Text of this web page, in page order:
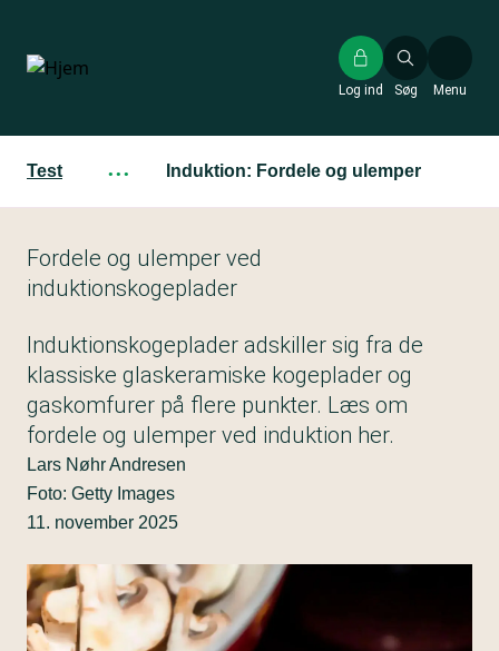
hovedindhold
Søg
Log ind Menu
Test ··· Induktion: Fordele og ulemper
Fordele og ulemper ved
induktionskogeplader
Induktionskogeplader adskiller sig fra de
klassiske glaskeramiske kogeplader og
gaskomfurer på flere punkter. Læs om
fordele og ulemper ved induktion her.
Lars Nøhr Andresen
Foto: Getty Images
11. november 2025